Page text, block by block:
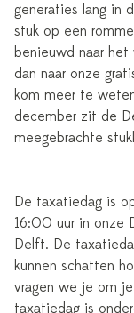
generaties lang in
stuk op een
benieuwd naar het
dan naar onze
kom meer te
december zit de
meegebrachte
De taxatiedag is
16:00 uur in onze
Delft. De
kunnen schatten
vragen we je om
taxatiedag is